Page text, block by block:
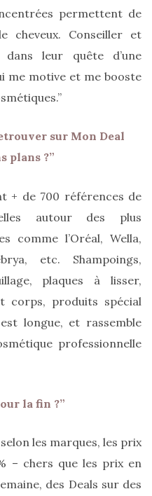
permettent de
cheveux. Conseiller et
leur quête d’une
me motive et me booste
sur Mon Deal
plans ?”
+ de 700 références de
autour des plus
comme l’Oréal, Wella,
etc. Shampoings,
plaques à lisser,
corps, produits spécial
longue, et rassemble
professionnelle
la fin ?”
les marques, les prix
– chers que les prix en
des Deals sur des